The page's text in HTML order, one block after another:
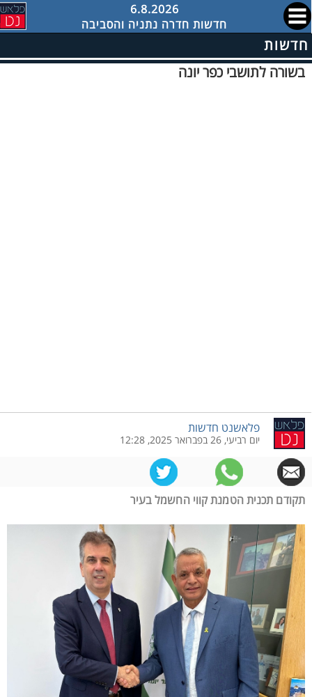
6.8.2026
חדשות חדרה נתניה והסביבה
חדשות
בשורה לתושבי כפר יונה
פלאשנט חדשות
יום רביעי, 26 בפברואר 2025, 12:28
תקודם תכנית הטמנת קווי החשמל בעיר